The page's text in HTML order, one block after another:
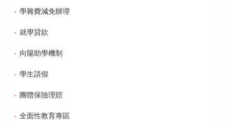
學雜費減免辦理
就學貸款
向陽助學機制
學生請假
團體保險理賠
全面性教育專區